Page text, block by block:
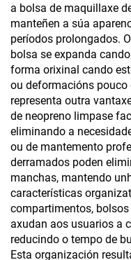
a bolsa de maquillaxe
manteñen a súa
períodos prolongados.
bolsa se expanda
forma orixinal cando
ou deformacións
representa outra
de neopreno limpase
eliminando a
ou de mantemento
derramados poden
manchas, mantendo
características
compartimentos,
axudan aos usuarios a
reducindo o tempo de
Esta organización